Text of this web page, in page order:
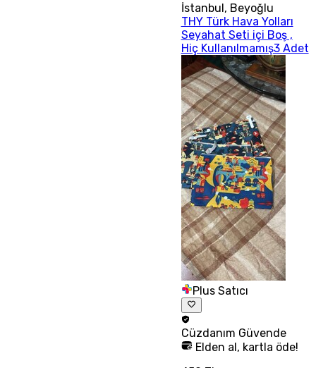
İstanbul, Beyoğlu
THY Türk Hava Yolları
Seyahat Seti içi Boş ,
Hiç Kullanılmamış3 Adet
Plus Satıcı
Cüzdanım Güvende
Elden al, kartla öde!